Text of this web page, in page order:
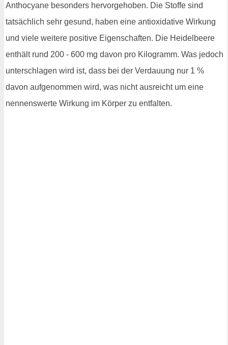
Anthocyane besonders hervorgehoben. Die Stoffe sind
tatsächlich sehr gesund, haben eine antioxidative Wirkung
und viele weitere positive Eigenschaften. Die Heidelbeere
enthält rund 200 - 600 mg davon pro Kilogramm. Was jedoch
unterschlagen wird ist, dass bei der Verdauung nur 1 %
davon aufgenommen wird, was nicht ausreicht um eine
nennenswerte Wirkung im Körper zu entfalten.